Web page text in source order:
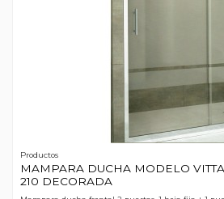
Productos
MAMPARA DUCHA MODELO
210 DECORADA